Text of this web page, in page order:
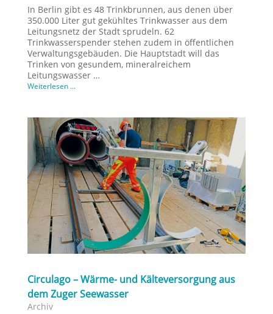
In Berlin gibt es 48 Trinkbrunnen, aus denen über
350.000 Liter gut gekühltes Trinkwasser aus dem
Leitungsnetz der Stadt sprudeln. 62
Trinkwasserspender stehen zudem in öffentlichen
Verwaltungsgebäuden. Die Hauptstadt will das
Trinken von gesundem, mineralreichem
Leitungswasser …
Weiterlesen ...
Circulago – Wärme- und Kälteversorgung aus
dem Zuger Seewasser
Archiv